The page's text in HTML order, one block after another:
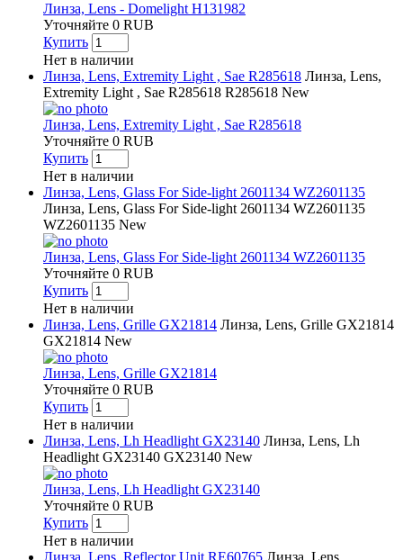
Линза, Lens - Domelight H131982
Уточняйте 0 RUB
Купить
Нет в наличии
Линза, Lens, Extremity Light , Sae R285618 Линза, Lens,
Extremity Light , Sae R285618 R285618 New
Линза, Lens, Extremity Light , Sae R285618
Уточняйте 0 RUB
Купить
Нет в наличии
Линза, Lens, Glass For Side-light 2601134 WZ2601135
Линза, Lens, Glass For Side-light 2601134 WZ2601135
WZ2601135 New
Линза, Lens, Glass For Side-light 2601134 WZ2601135
Уточняйте 0 RUB
Купить
Нет в наличии
Линза, Lens, Grille GX21814 Линза, Lens, Grille GX21814
GX21814 New
Линза, Lens, Grille GX21814
Уточняйте 0 RUB
Купить
Нет в наличии
Линза, Lens, Lh Headlight GX23140 Линза, Lens, Lh
Headlight GX23140 GX23140 New
Линза, Lens, Lh Headlight GX23140
Уточняйте 0 RUB
Купить
Нет в наличии